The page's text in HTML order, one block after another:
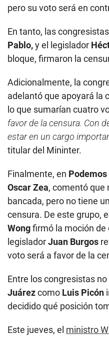
pero su voto será en
En tanto, las congresistas
Pablo,y el legislador
bloque, firmaron la
Adicionalmente, la
adelantó que apoyará la
lo que sumarían cuatro
favor de la censura. Con
estar en un cargo
titular del Mininter.
Finalmente, en
Oscar Zea, comentó que
bancada, pero no tiene
censura. De este grupo,
Wongfirmó la moción de
legisladorJuan Burgos
voto será a favor de la
Entre los congresistas
Juárezcomo Luis Picón
decidido qué posición
Este jueves, el ministro